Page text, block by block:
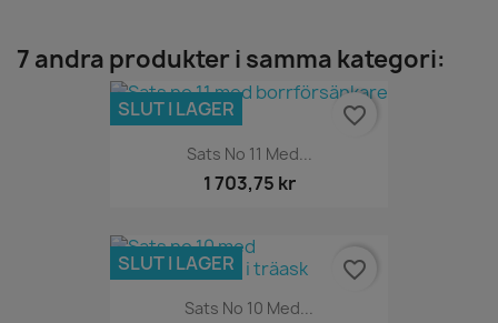
7 andra produkter i samma kategori:
Sats No 11 Med...
1 703,75 kr
SLUT I LAGER favorite_border
Sats No 10 Med...
SLUT I LAGER favorite_border